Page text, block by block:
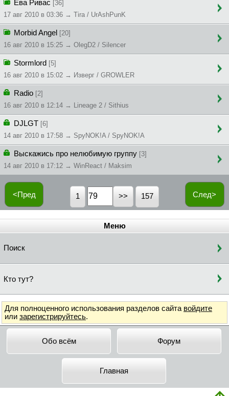
Ева Ривас [36]
17 авг 2010 в 03:36 → Tira / UrAshPunK
Morbid Angel [20]
16 авг 2010 в 15:25 → OlegD2 / Silencer
Stormlord [5]
16 авг 2010 в 15:02 → Изверг / GROWLER
Radio [2]
16 авг 2010 в 12:14 → Lineage 2 / Sithius
DJLGT [6]
14 авг 2010 в 17:58 → SpyNOK!A / SpyNOK!A
Выскажись про нелюбимую группу [3]
14 авг 2010 в 17:12 → WinReact / Maksim
<Пред След>
1 157
Меню
Поиск
Кто тут?
Для полноценного использования разделов сайта войдите
или зарегистрируйтесь.
Обо всём Форум
Главная